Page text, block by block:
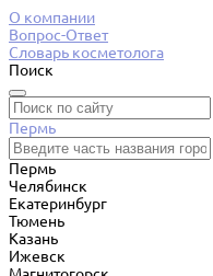
О компании
Вопрос-Ответ
Словарь косметолога
Поиск
Пермь
Пермь
Челябинск
Екатеринбург
Тюмень
Казань
Ижевск